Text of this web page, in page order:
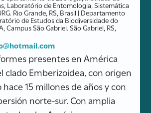
Laboratório de Entomologia, Sistemática
Rio Grande, RS, Brasil | Departamento
de Estudos da Biodiversidade do
Campus São Gabriel. São Gabriel, RS,
presentes en América
clado Emberizoidea, con origen
15 millones de años y con
norte-sur. Con amplia